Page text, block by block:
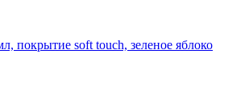
покрытие soft touch, зеленое яблоко